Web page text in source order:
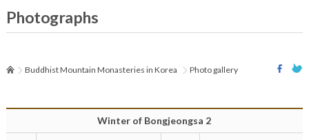
Photographs
Buddhist Mountain Monasteries in Korea Photo gallery
Winter of Bongjeongsa 2